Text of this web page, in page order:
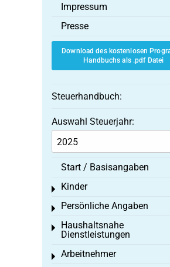
Impressum
Presse
Download des kostenlosen
Handbuchs als .pdf Datei
Steuerhandbuch:
Auswahl Steuerjahr:
Start / Basisangaben
Kinder
Toggle menu
Persönliche Angaben
Toggle menu
Haushaltsnahe
Dienstleistungen
Toggle menu
Arbeitnehmer
Toggle menu